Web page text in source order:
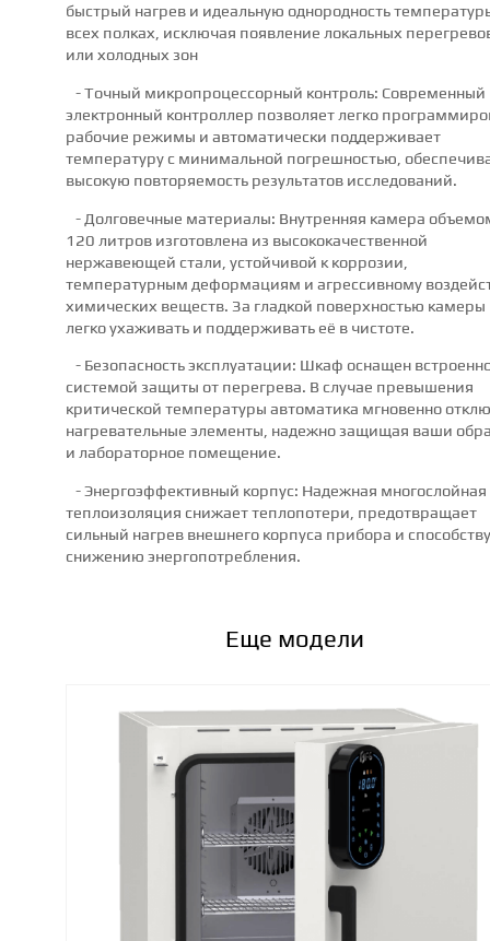
быстрый нагрев и идеальную однородность
всех полках, исключая появление локальных
или холодных зон
- Точный микропроцессорный контроль: Современный
электронный контроллер позволяет легко
рабочие режимы и автоматически поддерживает
температуру с минимальной погрешностью,
высокую повторяемость результатов исследований.
- Долговечные материалы: Внутренняя камера
120 литров изготовлена из высококачественной
нержавеющей стали, устойчивой к коррозии,
температурным деформациям и агрессивному
химических веществ. За гладкой поверхностью камеры
легко ухаживать и поддерживать её в чистоте.
- Безопасность эксплуатации: Шкаф оснащен
системой защиты от перегрева. В случае превышения
критической температуры автоматика мгновенно
нагревательные элементы, надежно защищая ваши
и лабораторное помещение.
- Энергоэффективный корпус: Надежная многослойная
теплоизоляция снижает теплопотери, предотвращает
сильный нагрев внешнего корпуса прибора и
снижению энергопотребления.
Еще модели